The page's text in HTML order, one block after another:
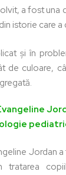
a fost
istorie care
și în
de culoare,
Jordan
tratarea